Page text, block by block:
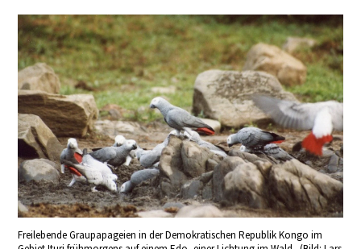
Freilebende Graupapageien in der Demokratischen Republik Kongo im